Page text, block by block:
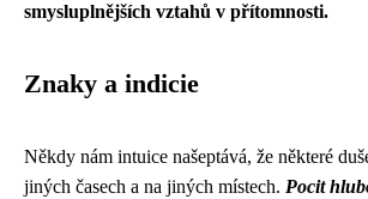
smysluplnějších vztahů v přítomnosti.
Znaky a indicie
Někdy nám intuice našeptává, že některé
jiných časech a na jiných místech. Pocit